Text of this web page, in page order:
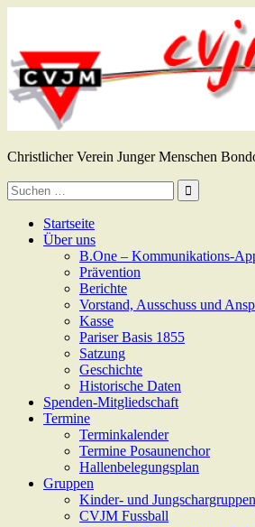
CVJM Bondorf e.V.
Christlicher Verein Junger Menschen
Suche
nach:
Startseite
Über uns
B.One – Kommunikations-
Prävention
Berichte
Vorstand, Ausschuss und
Kasse
Pariser Basis 1855
Satzung
Geschichte
Historische Daten
Spenden-Mitgliedschaft
Termine
Terminkalender
Termine Posaunenchor
Hallenbelegungsplan
Gruppen
Kinder- und Jungschargruppen
CVJM Fussball